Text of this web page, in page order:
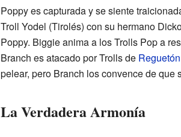
Poppy es capturada y se siente
Troll Yodel (Tirolés) con su hermano
Poppy. Biggie anima a los Trolls Pop a
Branch es atacado por Trolls de Reguetón
pelear, pero Branch los convence de
La Verdadera Armonía